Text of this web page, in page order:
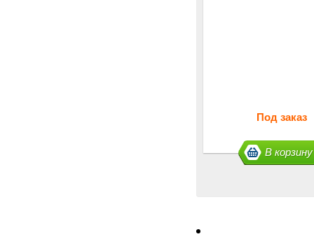
Под заказ
В корзину